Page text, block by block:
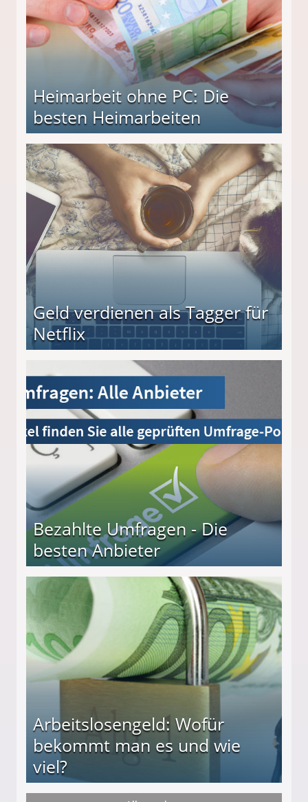
Heimarbeit ohne PC: Die
besten Heimarbeiten
Geld verdienen als Tagger für
Netflix
Bezahlte Umfragen - Die
besten Anbieter
Arbeitslosengeld: Wofür
bekommt man es und wie
viel?